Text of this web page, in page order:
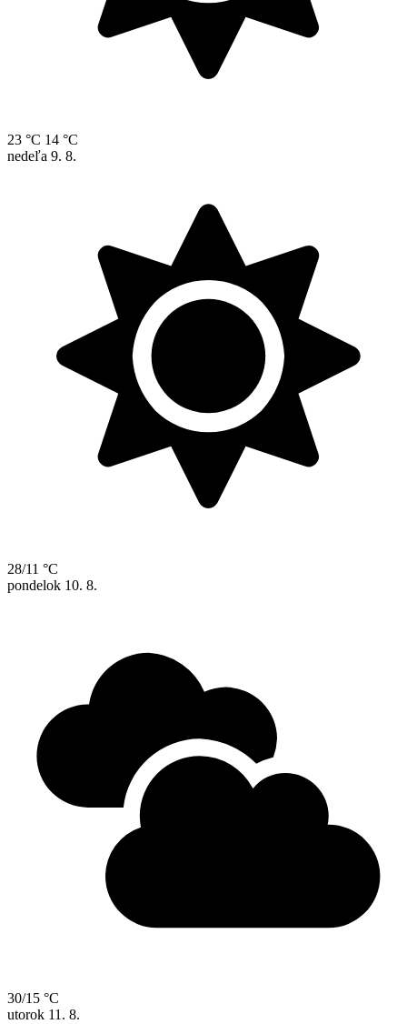
23 °C 14 °C
nedeľa 9. 8.
28/11 °C
pondelok 10. 8.
30/15 °C
utorok 11. 8.